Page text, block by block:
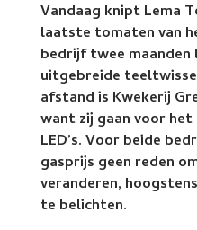
Vandaag knipt Lema
laatste tomaten van
bedrijf twee maanden
uitgebreide
afstand is Kwekerij
want zij gaan voor
LED’s. Voor beide
gasprijs geen reden
veranderen,
te belichten.